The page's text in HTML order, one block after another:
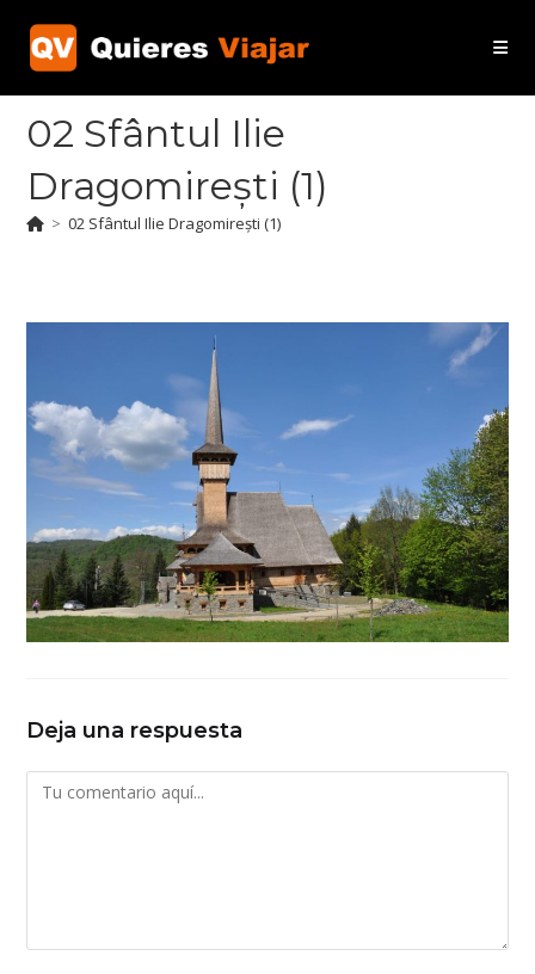
contenido
02 Sfântul Ilie
Dragomirești (1)
> 02 Sfântul Ilie Dragomirești (1)
Deja una respuesta
Comentario